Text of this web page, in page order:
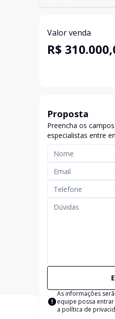
Valor venda
R$
Proposta
Preencha os
especialistas entre
As informações
equipe possa
a política de